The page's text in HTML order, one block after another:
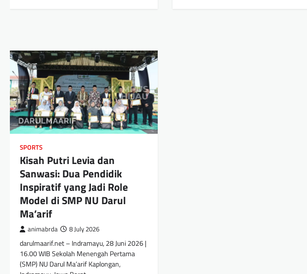
SPORTS
Kisah Putri Levia dan
Sanwasi: Dua Pendidik
Inspiratif yang Jadi Role
Model di SMP NU Darul
Ma’arif
animabrda 8 July 2026
darulmaarif.net – Indramayu, 28 Juni 2026 |
16.00 WIB Sekolah Menengah Pertama
(SMP) NU Darul Ma’arif Kaplongan,